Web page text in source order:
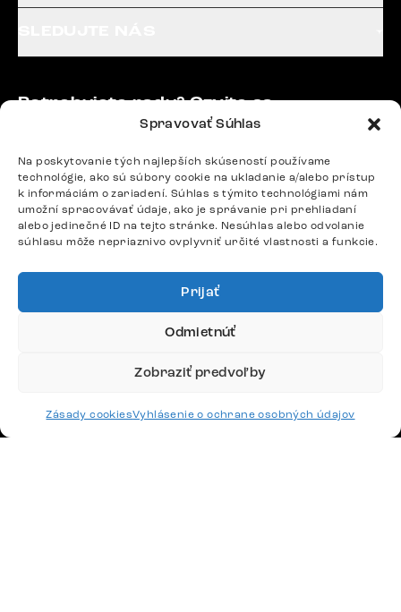
Spravovať Súhlas
Na poskytovanie tých najlepších skúseností používame
technológie, ako sú súbory cookie na ukladanie a/alebo prístup
k informáciám o zariadení. Súhlas s týmito technológiami nám
umožní spracovávať údaje, ako je správanie pri prehliadaní
alebo jedinečné ID na tejto stránke. Nesúhlas alebo odvolanie
súhlasu môže nepriaznivo ovplyvniť určité vlastnosti a funkcie.
Prijať
Odmietnúť
Zobraziť predvoľby
Zásady cookiesVyhlásenie o ochrane osobných údajov
Potrebujete radu? Ozvite sa.
podpora@delife-shop.sk
Odpovedáme do 24 hodín.
4,8
Platby